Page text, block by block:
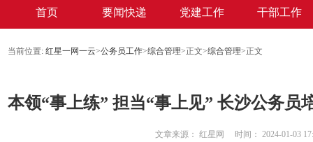
首页 要闻快递 党建工作 干部工作
当前位置: 红星一网一云>公务员工作>综合管理>正文>综合管理>正文
本领“事上练” 担当“事上见” 长沙公务员
文章来源： 红星网 时间： 2024-01-03